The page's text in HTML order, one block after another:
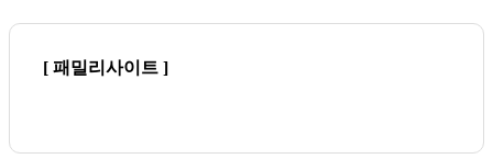
[ 패밀리사이트 ]